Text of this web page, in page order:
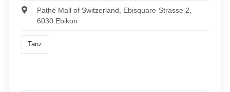
Pathé Mall of Switzerland, Ebisquare-Strasse 2,
6030 Ebikon
Tanz